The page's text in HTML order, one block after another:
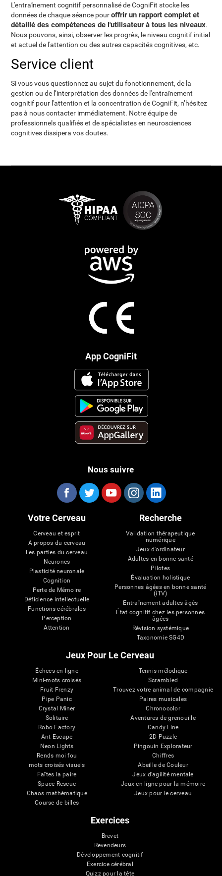
L'entraînement cognitif personnalisé de CogniFit stocke les
données de chaque séance pouroffrir un rapport complet et
détaillé des compétences de l'utilisateur à tous les niveaux.
Nous pouvons, ainsi, observer les progrès, le niveau cognitif initial
et actuel de l'attention ou des autres capacités cognitives, etc.
Service client
Si vous vous questionnez au sujet du fonctionnement, de la
gestion ou de l’interprétation des données de l'entraînement
cognitif pour l'attention et la concentration de CogniFit, n’hésitez
pas à nous contacter immédiatement. Notre équipe de
professionnels qualifiés et de spécialistes en neurosciences
cognitives dissipera vos doutes.
App CogniFit
Nous suivre
Votre Cerveau
Cerveau et esprit
A propos du cerveau
Les parties du cerveau
Neurones
Plasticité neuronale
Cognition
Perte de Mémoire
Déficience intellectuelle
Functions cérébrales
Perception
Attention
Recherche
Validation thérapeutique
numérique
Jeux d'ordinateur
Adultes en bonne santé
Pilotes
Évaluation holistique
Personnes âgées en bonne santé
(iTV)
Entraînement adultes âgés
État cognitif chez les personnes
âgées
Révision systémique
Taxonomie SG4D
Jeux Pour Le Cerveau
Échecs en ligne
Mini-mots croisés
Fruit Frenzy
Pipe Panic
Crystal Miner
Solitaire
Robo Factory
Ant Escape
Neon Lights
Rends moi fou
mots croisés visuels
Faîtes la paire
Space Rescue
Chaos mathématique
Course de billes
Tennis mélodique
Scrambled
Trouvez votre animal de compagnie
Paires musicales
Chronocolor
Aventures de grenouille
Candy Line
2D Puzzle
Pingouin Explorateur
Chiffres
Abeille de Couleur
Jeux d'agilité mentale
Jeux en ligne pour la mémoire
Jeux pour le cerveau
Exercices
Brevet
Revendeurs
Développement cognitif
Exercice cérébral
Quizz pour la tête